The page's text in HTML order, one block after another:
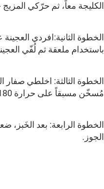
الكليجة معاً، ثم حرّكي المزيج
الخطوة الثانية:افردي
باستخدام ملعقة ثم لُفّي
الخطوة الثالثة: اخلطي صفار
مُسخّن مسبقاً على حرارة 180 درجة مئوية (350 درجة فهرنهايت) حتى تكتسب لوناً ذهبياً، لمدة تقارب 15 دقيقة.
الخطوة الرابعة: بعد
الجوز.